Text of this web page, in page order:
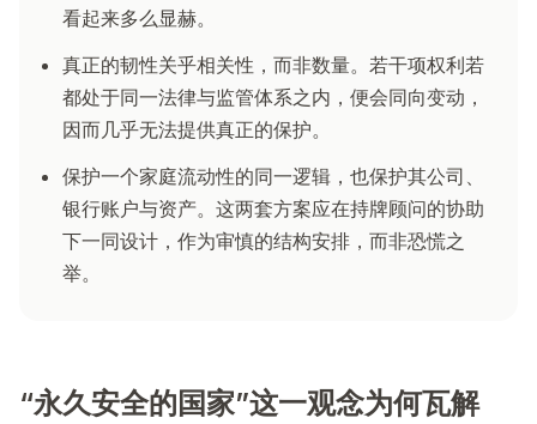
看起来多么显赫。
真正的韧性关乎相关性，而非数量。若干项权利若
都处于同一法律与监管体系之内，便会同向变动，
因而几乎无法提供真正的保护。
保护一个家庭流动性的同一逻辑，也保护其公司、
银行账户与资产。这两套方案应在持牌顾问的协助
下一同设计，作为审慎的结构安排，而非恐慌之
举。
“永久安全的国家”这一观念为何瓦解